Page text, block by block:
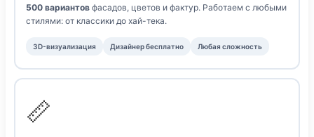
500 вариантов фасадов, цветов и фактур. Работаем с любыми
стилями: от классики до хай-тека.
3D-визуализация Дизайнер бесплатно Любая сложность
📏